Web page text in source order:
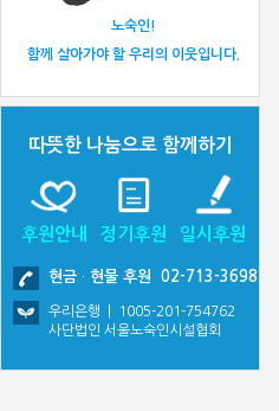
노숙인!
함께 살아가야 할 우리의 이웃입니다.
따뜻한 나눔으로 함께하기
후원안내 정기후원 일시후원
현금 · 현물 후원 02-713-3698
우리은행 | 1005-201-754762
사단법인 서울노숙인시설협회